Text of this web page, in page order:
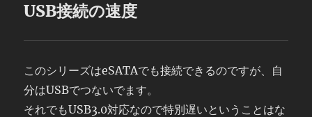
USB接続の速度
このシリーズはeSATAでも接続できるのですが、自
分はUSBでつないでます。
それでもUSB3.0対応なので特別遅いということはな